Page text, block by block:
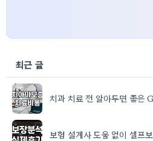
최근 글
치과 치료 전 알아두면 좋은
보험 설계사 도움 없이 셀프